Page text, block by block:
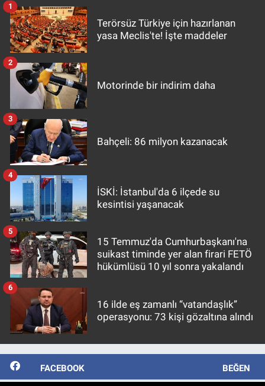
Terörsüz Türkiye için hazırlanan
yasa Meclis'te! İşte maddeler
1
Motorinde bir indirim daha
2
Bahçeli: 86 milyon kazanacak
3
İSKİ: İstanbul'da 6 ilçede su
kesintisi yaşanacak
4
15 Temmuz'da Cumhurbaşkanı'na
suikast timinde yer alan firari FETÖ
hükümlüsü 10 yıl sonra yakalandı
5
16 ilde eş zamanlı “vatandaşlık”
operasyonu: 73 kişi gözaltına alındı
6
FACEBOOK BEĞEN